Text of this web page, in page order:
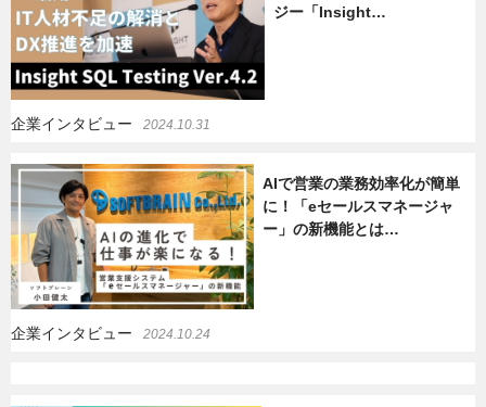
暮らし エンタメ
ジー「Insight…
企業インタビュー 2024.10.31
AIで営業の業務効率化が簡単
に！「eセールスマネージャ
ー」の新機能とは…
企業インタビュー 2024.10.24